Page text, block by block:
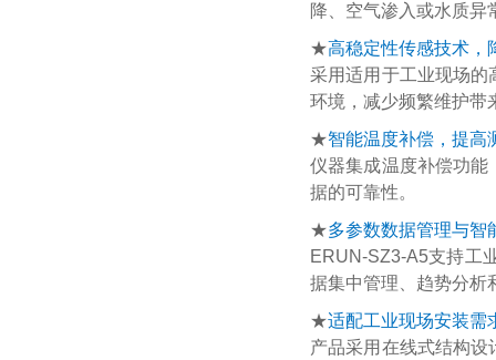
降、空气渗入或水质异
★高稳定性传感技术，
采用适用于工业现场的
环境，减少频繁维护带
★智能温度补偿，提高
仪器集成温度补偿功能
据的可靠性。
★多参数数据管理与智
ERUN-SZ3-A5支持工
据集中管理、趋势分析
★适配工业现场安装需
产品采用在线式结构